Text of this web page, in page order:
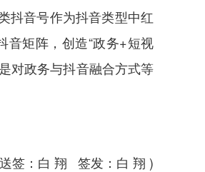
抖音号作为抖音类型中红
音矩阵，创造“政务+短视
对政务与抖音融合方式等
签：白 翔 签发：白 翔 )